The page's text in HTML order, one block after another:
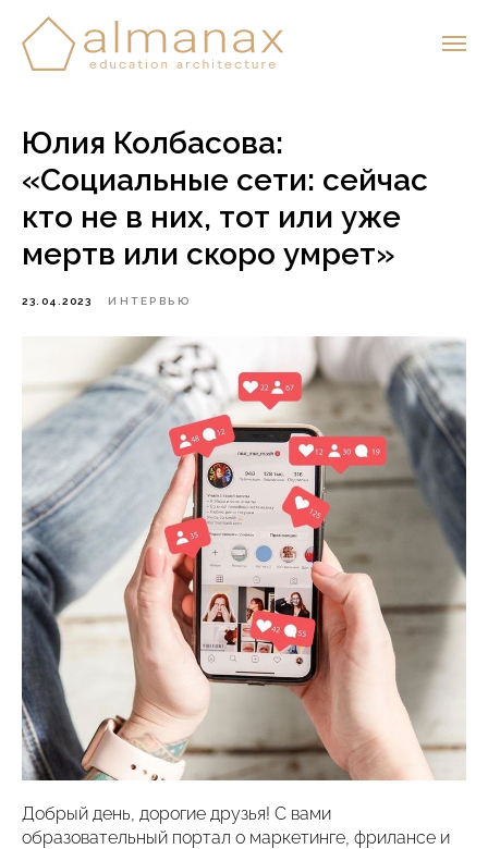
Юлия Колбасова:
«Социальные сети: сейчас
кто не в них, тот или уже
мертв или скоро умрет»
23.04.2023 ИНТЕРВЬЮ
Добрый день, дорогие друзья! С вами
образовательный портал о маркетинге, фрилансе и